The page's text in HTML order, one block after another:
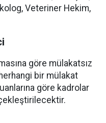
Veteriner Hekim,
göre mülakatsız
bir mülakat
göre kadrolar